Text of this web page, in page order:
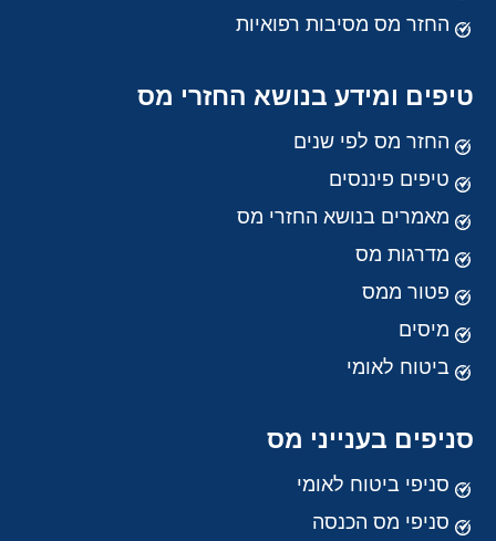
החזר מס מסיבות רפואיות
טיפים ומידע בנושא החזרי מס
החזר מס לפי שנים
טיפים פיננסים
מאמרים בנושא החזרי מס
מדרגות מס
פטור ממס
מיסים
ביטוח לאומי
סניפים בענייני מס
סניפי ביטוח לאומי
סניפי מס הכנסה